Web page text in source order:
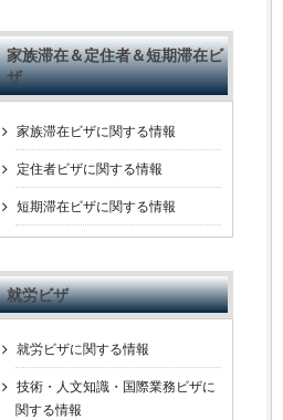
家族滞在＆定住者＆短期滞在ビ
ザ
家族滞在ビザに関する情報
定住者ビザに関する情報
短期滞在ビザに関する情報
就労ビザ
就労ビザに関する情報
技術・人文知識・国際業務ビザに
関する情報